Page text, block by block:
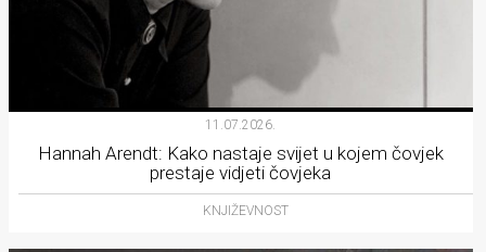
11.07.2026.
Hannah Arendt: Kako nastaje svijet u kojem čovjek
prestaje vidjeti čovjeka
KNJIŽEVNOST